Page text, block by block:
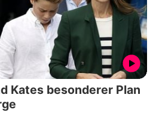
Kates besonderer Plan